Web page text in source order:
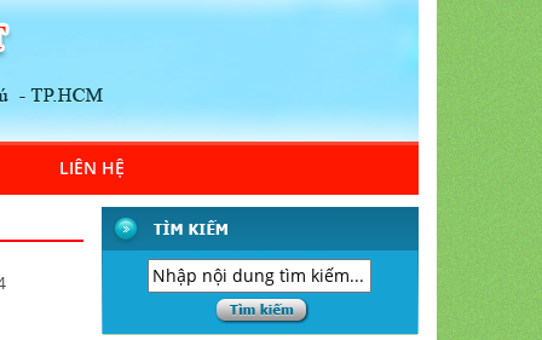
LIÊN HỆ